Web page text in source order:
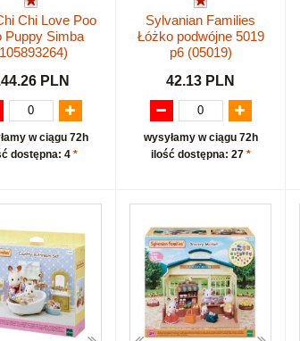
Chi Love Poo
Puppy Simba
PLN
w ciągu 72h
dostępna: 4 *
Sylvanian Families
Łóżko podwójne 5019
p6 (05019)
42.13 PLN
wysyłamy w ciągu 72h
ilość dostępna: 27 *